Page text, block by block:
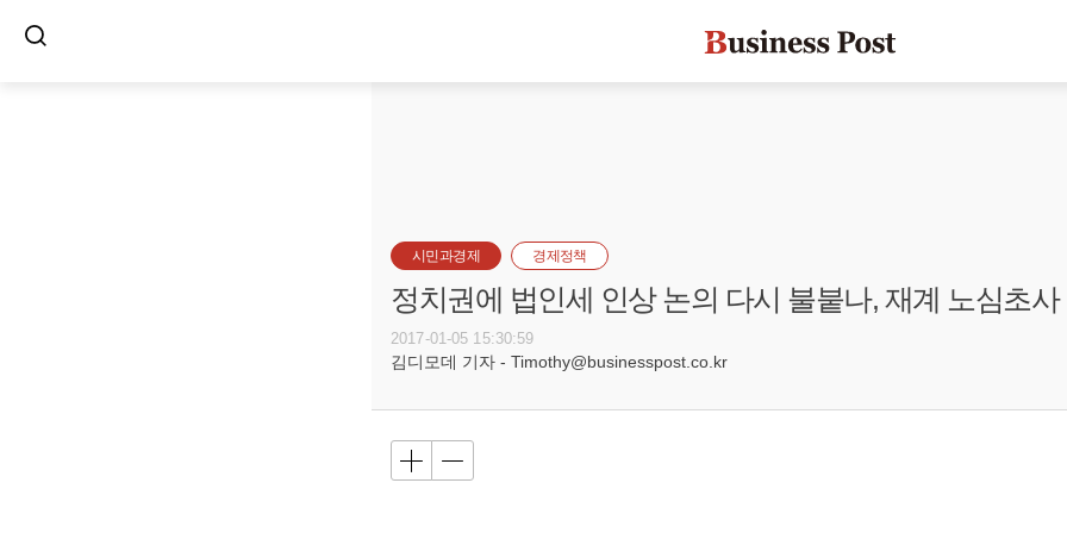
시민과경제 경제정책
정치권에 법인세 인상 논의 다시 불붙나, 재계 노심초사
2017-01-05 15:30:59
김디모데 기자 - Timothy@businesspost.co.kr